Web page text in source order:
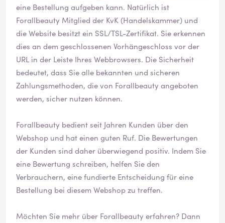
eine Bestellung aufgeben kann. Natürlich ist
Forallbeauty Mitglied der KvK (Handelskammer) und
die Website besitzt ein SSL/TSL-Zertifikat. Sie erkennen
dies an dem geschlossenen Vorhängeschloss vor der
URL in der Leiste Ihres Webbrowsers. Die Sicherheit
bedeutet, dass Sie alle bekannten und sicheren
Zahlungsmethoden, die von Forallbeauty angeboten
werden, sicher nutzen können.
Forallbeauty bedient seit Jahren Kunden über den
Webshop und hat einen guten Ruf. Die Bewertungen
der Kunden sind daher überwiegend positiv. Indem Sie
eine Bewertung schreiben, helfen Sie den
Verbrauchern, eine fundierte Entscheidung für eine
Bestellung bei diesem Webshop zu treffen.
Möchten Sie mehr über Forallbeauty erfahren? Dann